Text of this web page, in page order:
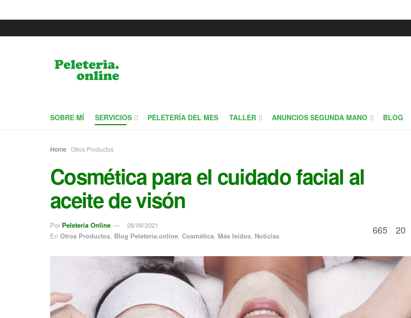
SOBRE MÍ SERVICIOS PELETERÍA DEL MES TALLER ANUNCIOS SEGUNDA MANO BLOG
Home Otros Productos
Cosmética para el cuidado facial al
aceite de visón
Por Peleteria Online
28/09/2021
En Otros Productos, Blog Peleteria.online, Cosmética, Más leídos, Noticias 665 20